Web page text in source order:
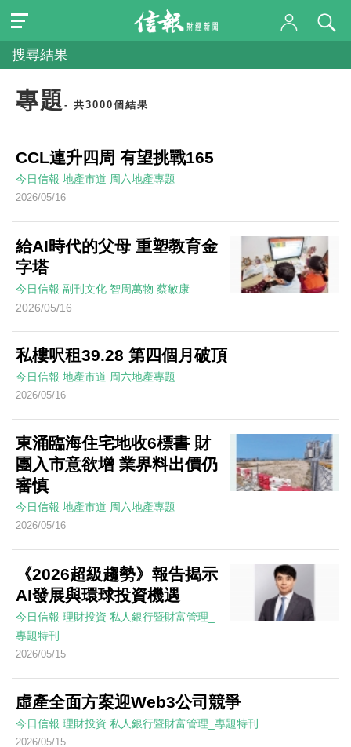
搜尋結果
專題 - 共3000個結果
CCL連升四周 有望挑戰165
今日信報 地產市道 周六地產專題
2026/05/16
給AI時代的父母 重塑教育金
字塔
今日信報 副刊文化 智周萬物 蔡敏康
2026/05/16
私樓呎租39.28 第四個月破頂
今日信報 地產市道 周六地產專題
2026/05/16
東涌臨海住宅地收6標書 財
團入市意欲增 業界料出價仍
審慎
今日信報 地產市道 周六地產專題
2026/05/16
《2026超級趨勢》報告揭示
AI發展與環球投資機遇
今日信報 理財投資 私人銀行暨財富管理_
專題特刊
2026/05/15
虛產全面方案迎Web3公司競爭
今日信報 理財投資 私人銀行暨財富管理_專題特刊
2026/05/15